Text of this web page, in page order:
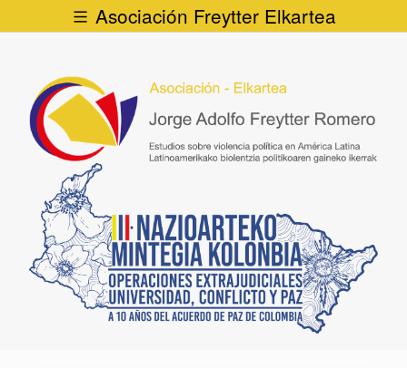
Asociación Freytter Elkartea